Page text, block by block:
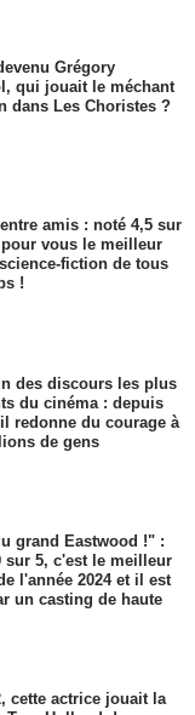
Grégory
qui jouait le méchant
dans Les Choristes ?
amis : noté 4,5 sur
vous le meilleur
fiction de tous
!
des discours les plus
du cinéma : depuis
redonne du courage à
de gens
grand Eastwood !" :
sur 5, c'est le meilleur
l'année 2024 et il est
un casting de haute
cette actrice jouait la